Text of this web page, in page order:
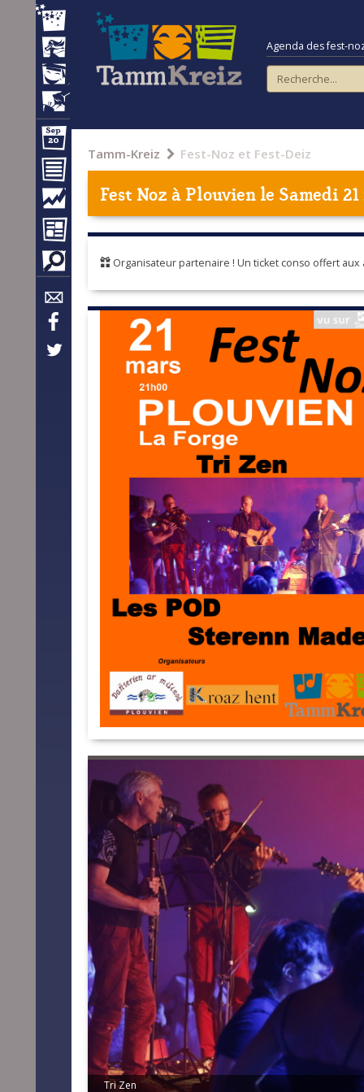
Agenda des fest-
Tamm-Kreiz Fest-Noz et Fest-Deiz
Fest Noz àPlouvienle Samedi 21
Organisateur partenaire ! Un ticket conso offert aux
Tri Zen